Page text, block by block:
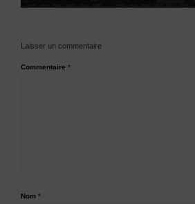
Laisser un commentaire
Commentaire *
Nom *